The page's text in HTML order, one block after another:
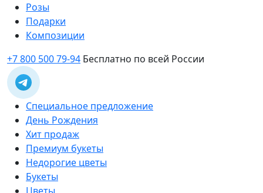
Розы
Подарки
Композиции
+7 800 500 79-94 Бесплатно по всей России
Специальное предложение
День Рождения
Хит продаж
Премиум букеты
Недорогие цветы
Букеты